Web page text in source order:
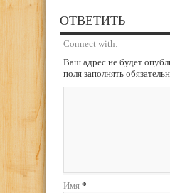
ОТВЕТИТЬ
Connect with:
Ваш адрес не будет
поля заполнять
Имя *